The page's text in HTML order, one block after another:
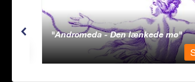
Andromeda - Den lænkede mø